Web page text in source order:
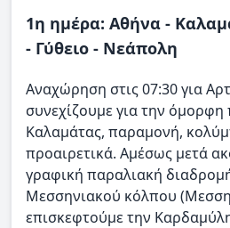
1η ημέρα: Αθήνα -
- Γύθειο - Νεάπολη
Αναχώρηση στις 07:30 για
συνεχίζουμε για την όμορφη
Καλαμάτας, παραμονή,
προαιρετικά. Αμέσως μετά
γραφική παραλιακή
Μεσσηνιακού κόλπου
επισκεφτούμε την